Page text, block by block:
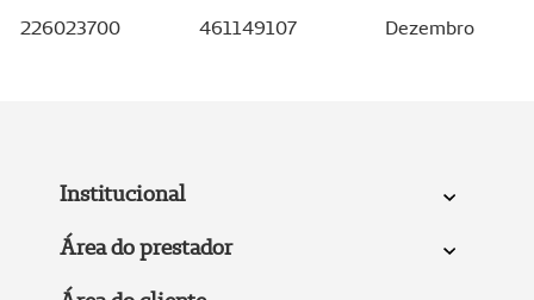
226023700 461149107 Dezembro
Institucional
Área do prestador